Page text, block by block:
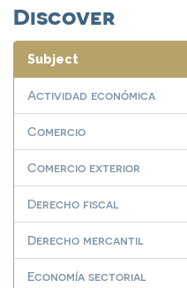
Discover
Subject
Actividad económica
Comercio
Comercio exterior
Derecho fiscal
Derecho mercantil
Economía sectorial